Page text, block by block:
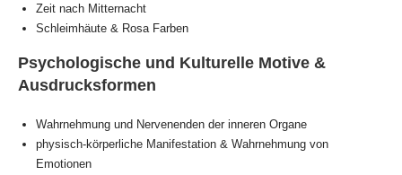
Zeit nach Mitternacht
Schleimhäute & Rosa Farben
Psychologische und Kulturelle Motive &
Ausdrucksformen
Wahrnehmung und Nervenenden der inneren Organe
physisch-körperliche Manifestation & Wahrnehmung von
Emotionen